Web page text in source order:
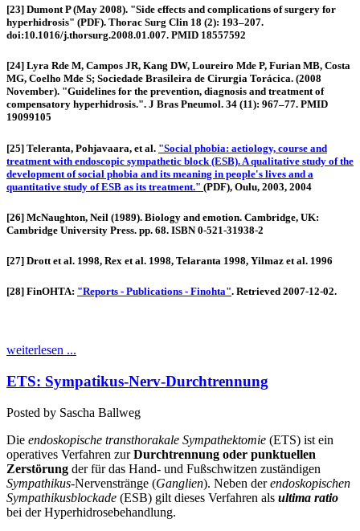
[23] Dumont P (May 2008). "Side effects and complications of surgery for
hyperhidrosis" (PDF). Thorac Surg Clin 18 (2): 193–207.
doi:10.1016/j.thorsurg.2008.01.007. PMID 18557592
[24] Lyra Rde M, Campos JR, Kang DW, Loureiro Mde P, Furian MB, Costa
MG, Coelho Mde S; Sociedade Brasileira de Cirurgia Torácica. (2008
November). "Guidelines for the prevention, diagnosis and treatment of
compensatory hyperhidrosis.". J Bras Pneumol. 34 (11): 967–77. PMID
19099105
[25] Teleranta, Pohjavaara, et al. "Social phobia: aetiology, course and
treatment with endoscopic sympathetic block (ESB). A qualitative study of the
development of social phobia and its meaning in people's lives and a
quantitative study of ESB as its treatment." (PDF), Oulu, 2003, 2004
[26] McNaughton, Neil (1989). Biology and emotion. Cambridge, UK:
Cambridge University Press. pp. 68. ISBN 0-521-31938-2
[27] Drott et al. 1998, Rex et al. 1998, Telaranta 1998, Yilmaz et al. 1996
[28] FinOHTA: "Reports - Publications - Finohta". Retrieved 2007-12-02.
weiterlesen ...
ETS: Sympatikus-Nerv-Durchtrennung
Posted by Sascha Ballweg
Die endoskopische transthorakale Sympathektomie (ETS) ist ein
operatives Verfahren zurDurchtrennung oder punktuellen
Zerstörung der für das Hand- und Fußschwitzen zuständigen
Sympathikus-Nervenstränge (Ganglien). Neben derendoskopischen
Sympathikusblockade (ESB) gilt dieses Verfahren als ultima ratio
bei der Hyperhidrosebehandlung.